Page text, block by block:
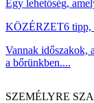
Egy lehetőség,
KÖZÉRZET6 tipp,
Vannak időszakok,
a bőrünkben....
SZEMÉLYRE